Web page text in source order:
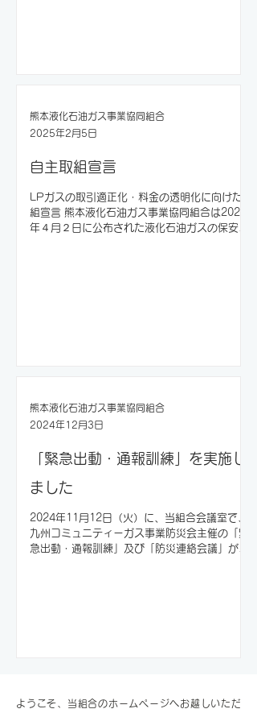
自主取組宣言
LPガスの取引適正化・料金の透明化に向けた取
組宣言 熊本液化石油ガス事業協同組合は2024
年４月２日に公布された液化石油ガスの保安の
熊本液化石油ガス事業協同組合
2025年2月5日
「緊急出動・通報訓練」を実施し
ました
2024年11月12日（火）に、当組合会議室で、
九州コミュニティーガス事業防災会主催の「緊
急出動・通報訓練」及び「防災連絡会議」が開
熊本液化石油ガス事業協同組合
2024年12月3日
ようこそ、当組合のホームページへお越しいただ